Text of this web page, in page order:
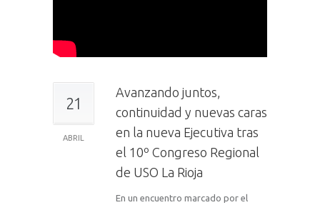
21
ABRIL
Avanzando juntos,
continuidad y nuevas caras
en la nueva Ejecutiva tras
el 10º Congreso Regional
de USO La Rioja
En un encuentro marcado por el